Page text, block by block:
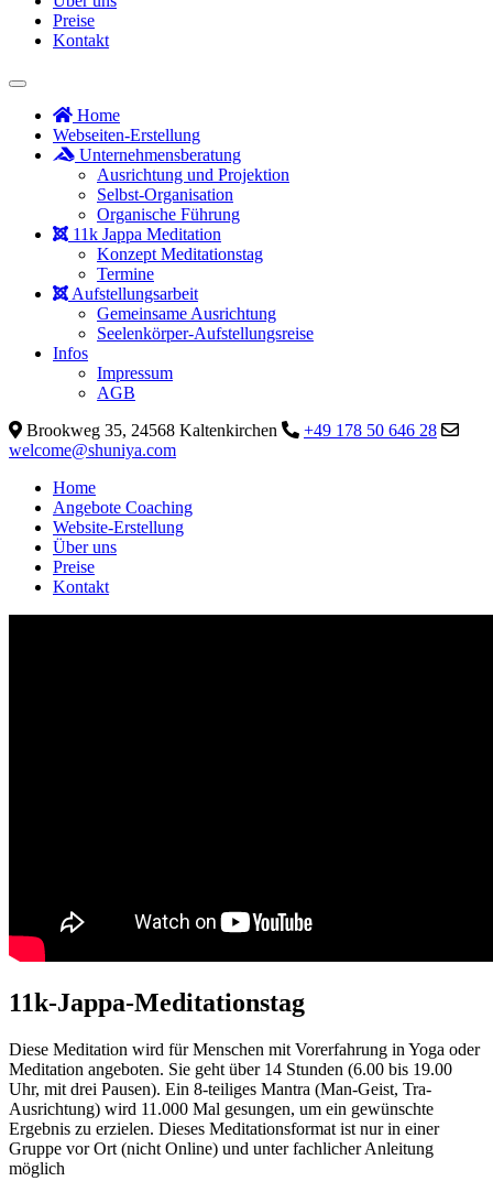
Preise
Kontakt
Home
Webseiten-Erstellung
Unternehmensberatung
Ausrichtung und Projektion
Selbst-Organisation
Organische Führung
11k Jappa Meditation
Konzept Meditationstag
Termine
Aufstellungsarbeit
Gemeinsame Ausrichtung
Seelenkörper-Aufstellungsreise
Infos
Impressum
AGB
Brookweg 35, 24568 Kaltenkirchen
+49 178 50 646 28
welcome@shuniya.com
Home
Angebote Coaching
Website-Erstellung
Über uns
Preise
Kontakt
11k-Jappa-Meditationstag
Diese Meditation wird für Menschen mit Vorerfahrung in Yoga oder
Meditation angeboten. Sie geht über 14 Stunden (6.00 bis 19.00
Uhr, mit drei Pausen). Ein 8-teiliges Mantra (Man-Geist, Tra-
Ausrichtung) wird 11.000 Mal gesungen, um ein gewünschte
Ergebnis zu erzielen. Dieses Meditationsformat ist nur in einer
Gruppe vor Ort (nicht Online) und unter fachlicher Anleitung
möglich